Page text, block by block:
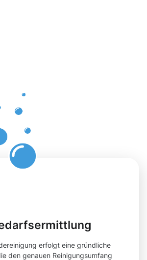
erfolgt eine gründliche
den genauen Reinigungsumfang